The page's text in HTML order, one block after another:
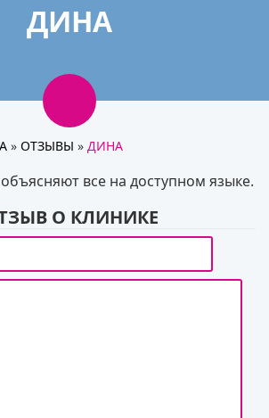
ДИНА
» ОТЗЫВЫ » ДИНА
все на доступном языке.
О КЛИНИКЕ